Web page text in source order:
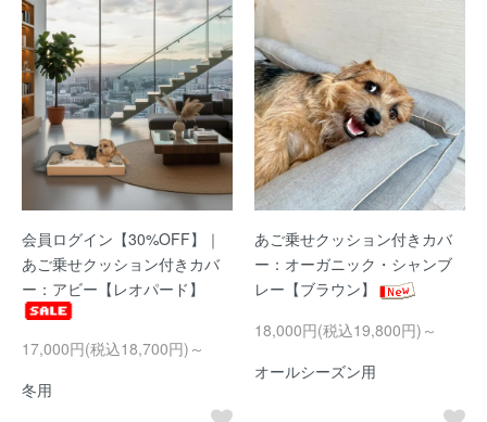
会員ログイン【30%OFF】｜
あご乗せクッション付きカバ
ー：アビー【レオパード】
17,000円(税込18,700円)～
冬用
あご乗せクッション付きカバ
ー：オーガニック・シャンブ
レー【ブラウン】
18,000円(税込19,800円)～
オールシーズン用